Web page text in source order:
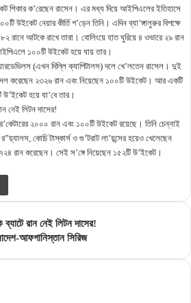
শিকার ক’রেছেন রাসেন। এর মধ্য দিয়ে আইপিএলের ইতিহাসে
উইকেট নেয়ার কীর্তি গ’ড়েন তিনি। এদিন ব্যা’ঙ্গালুরুর বিপক্ষে
রানে আটকে রাখে তারা। বোলিংয়ে হাত ঘুরিয়ে ৪ ওভারে ২৯ রান
১০০টি উইকেট হয়ে যায় তার।
(এখন দিল্লি ক্যাপিটালস) দলে খে’লতেন রাসেল। দুই
করেছেন ২৩২৬ রান এবং নিয়েছেন ১০০টি উইকেট। আর একটি
হয়ে যা’বে তার।
নেই লিটন দাসের!
২০০০ রান এবং ১০০টি উইকেট রয়েছে। তিনি চেন্নাই
কোচি টাস্কার্স ও গু’টরাট লা’য়ন্সের হয়েও খেলেছেন
রান করেছেন। সেই স’ঙ্গে নিয়েছেন ১৫২টি উ’ইকেট।
রান নেই লিটন দাসের!
আফগানিস্তান সিরিজ